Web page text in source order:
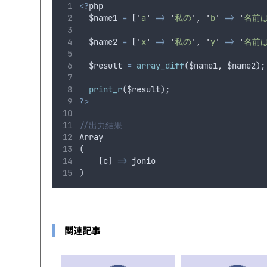
<?php
$name1 = [ ' a ' => '私の' , ' b' => '名前
$name2 = [ ' x' => '私の' , ' y' => '名前
$result = array_diff($name1, $name2);
print_r($result);
?>
//出力結果
Array
(
    [
c] => jonio
)
関連記事